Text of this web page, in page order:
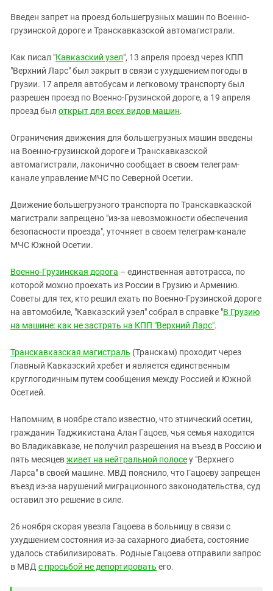
КАВКАЗ ЗА ПАЛЕСТИНУ
ИНАКОМЫСЛИЕ В ЧЕЧНЕ
МОБИЛИЗАЦИЯ И ПРОТЕСТЫ
Ингушетия
Калмыкия
Карачаево-Черкесия
Краснодарский край
Российская Федерация
Ростовская область
Северная Осетия - Алания
Ставропольский край
Чечня
Южный Кавказ
Введен запрет на проезд большегрузных машин по Военно-
грузинской дороге и Транскавказской автомагистрали.
Как писал "Кавказский узел", 13 апреля проезд через КПП
"Верхний Ларс" был закрыт в связи с ухудшением погоды в
Грузии. 17 апреля автобусам и легковому транспорту был
разрешен проезд по Военно-Грузинской дороге, а 19 апреля
проезд был открыт для всех видов машин.
Ограничения движения для большегрузных машин введены
на Военно-грузинской дороге и Транскавказской
автомагистрали, лаконично сообщает в своем телеграм-
канале управление МЧС по Северной Осетии.
Движение большегрузного транспорта по Транскавказской
магистрали запрещено "из-за невозможности обеспечения
безопасности проезда", уточняет в своем телеграм-канале
МЧС Южной Осетии.
Военно-Грузинская дорога – единственная автотрасса, по
которой можно проехать из России в Грузию и Армению.
Советы для тех, кто решил ехать по Военно-Грузинской дороге
на автомобиле, "Кавказский узел" собрал в справке "В Грузию
на машине: как не застрять на КПП "Верхний Ларс".
Транскавказская магистраль (Транскам) проходит через
Главный Кавказский хребет и является единственным
круглогодичным путем сообщения между Россией и Южной
Осетией.
Напомним, в ноябре стало известно, что этнический осетин,
гражданин Таджикистана Алан Гацоев, чья семья находится
во Владикавказе, не получил разрешения на въезд в Россию и
пять месяцевживет на нейтральной полосеу "Верхнего
Ларса" в своей машине. МВД пояснило, что Гацоеву запрещен
въезд из-за нарушений миграционного законодательства, суд
оставил это решение в силе.
26 ноября скорая увезла Гацоева в больницу в связи с
ухудшением состояния из-за сахарного диабета, состояние
удалось стабилизировать. Родные Гацоева отправили запрос
в МВД с просьбой не депортировать его.